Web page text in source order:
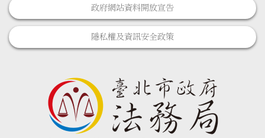
政府網站資料開放宣告
隱私權及資訊安全政策